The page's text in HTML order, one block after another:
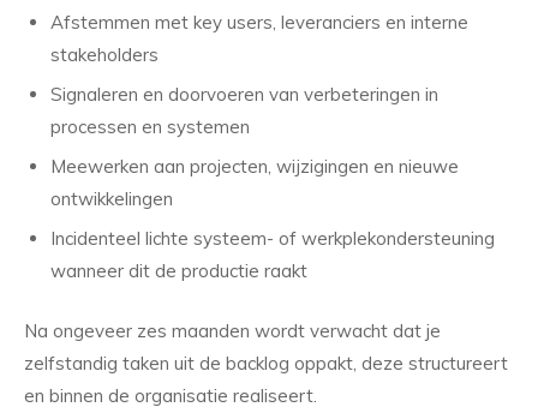
Afstemmen met key users, leveranciers en interne
stakeholders
Signaleren en doorvoeren van verbeteringen in
processen en systemen
Meewerken aan projecten, wijzigingen en nieuwe
ontwikkelingen
Incidenteel lichte systeem- of werkplekondersteuning
wanneer dit de productie raakt
Na ongeveer zes maanden wordt verwacht dat je
zelfstandig taken uit de backlog oppakt, deze structureert
en binnen de organisatie realiseert.